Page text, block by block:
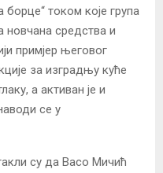
борце“ током које група
средства и
примјер његовог
за изградњу куће
а активан је и
се у
су да Васо Мичић